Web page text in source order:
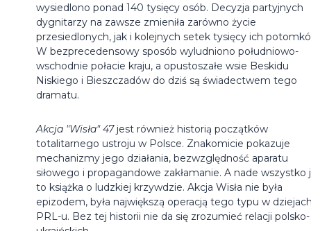
wysiedlono ponad 140 tysięcy osób. Decyzja partyjnych
dygnitarzy na zawsze zmieniła zarówno życie
przesiedlonych, jak i kolejnych setek tysięcy ich
W bezprecedensowy sposób wyludniono południowo-
wschodnie połacie kraju, a opustoszałe wsie Beskidu
Niskiego i Bieszczadów do dziś są świadectwem tego
dramatu.
Akcja "Wisła" 47jest również historią początków
totalitarnego ustroju w Polsce. Znakomicie pokazuje
mechanizmy jego działania, bezwzględność aparatu
siłowego i propagandowe zakłamanie. A nade wszystko
to książka o ludzkiej krzywdzie. Akcja Wisła nie była
epizodem, była największą operacją tego typu w
PRL-u. Bez tej historii nie da się zrozumieć relacji polsko-